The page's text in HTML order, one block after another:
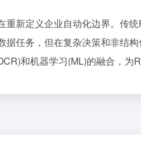
重新定义企业自动化边界。传
据任务，但在复杂决策和非结
和机器学习(ML)的融合，为